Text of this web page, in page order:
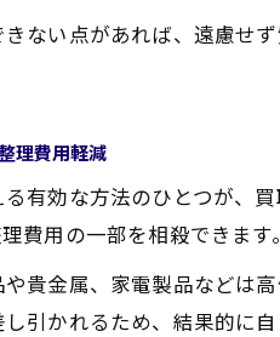
ない点があれば、遠慮せ
理費用軽減
有効な方法のひとつが、
費用の一部を相殺できます。
貴金属、家電製品などは
引かれるため、結果的に